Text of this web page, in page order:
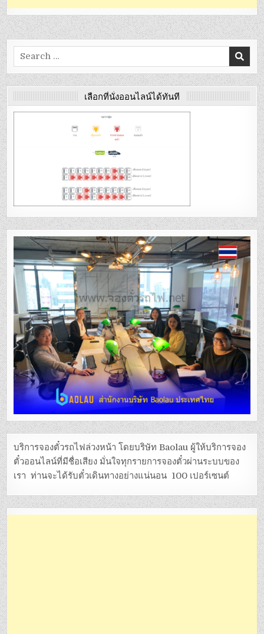
Search
for:
เลือกที่นั่งออนไลน์ได้ทันที
บริการจองตั๋วรถไฟล่วงหน้า โดยบริษัท Baolau ผู้ให้บริการจอง
ตั๋วออนไลน์ที่มีชื่อเสียง มั่นใจทุกรายการจองตั๋วผ่านระบบของ
เรา ท่านจะได้รับตั๋วเดินทางอย่างแน่นอน 100 เปอร์เซนต์